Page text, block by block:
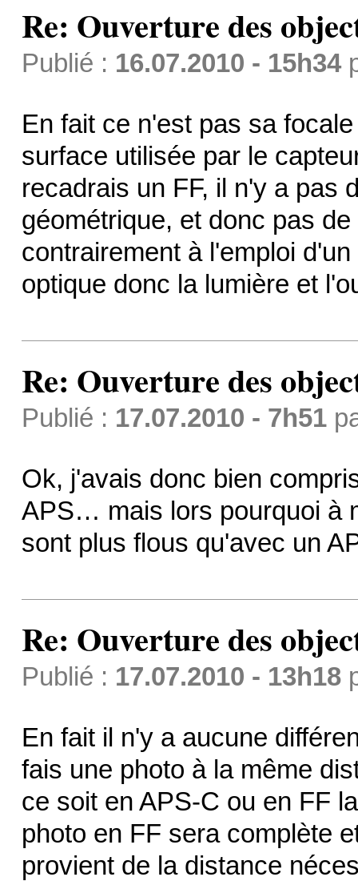
Re: Ouverture des
Publié : 16.07.2010 - 15h34
En fait ce n'est pas sa
surface utilisée par le
recadrais un FF, il n'y a pas
géométrique, et donc pas
contrairement à l'emploi
optique donc la lumière et
Re: Ouverture des
Publié : 17.07.2010 - 7h51
Ok, j'avais donc bien
APS… mais lors pourquoi à
sont plus flous qu'avec un
Re: Ouverture des
Publié : 17.07.2010 - 13h18
En fait il n'y a aucune
fais une photo à la même
ce soit en APS-C ou en FF
photo en FF sera complète
provient de la distance